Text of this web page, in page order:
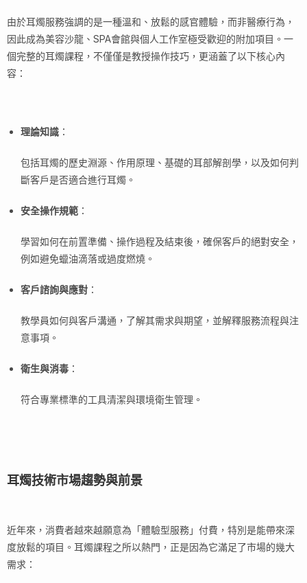
由於耳燭服務強調的是一種溫和、放鬆的感官體驗，而非醫療行為，
因此成為美容沙龍、SPA會館與個人工作室極受歡迎的附加項目。一
個完整的耳燭課程，不僅僅是教授操作技巧，更涵蓋了以下核心內
容：
理論知識 ：
包括耳燭的歷史淵源、作用原理、基礎的耳部解剖學，以及如何判
斷客戶是否適合進行耳燭。
安全操作規範 ：
學習如何在前置準備、操作過程及結束後，確保客戶的絕對安全，
例如避免蠟油滴落或過度燃燒。
客戶諮詢與應對 ：
教學員如何與客戶溝通，了解其需求與期望，並解釋服務流程與注
意事項。
衛生與消毒 ：
符合專業標準的工具清潔與環境衛生管理。
耳燭技術市場趨勢與前景
近年來，消費者越來越願意為「體驗型服務」付費，特別是能帶來深
度放鬆的項目。耳燭課程之所以熱門，正是因為它滿足了市場的幾大
需求：